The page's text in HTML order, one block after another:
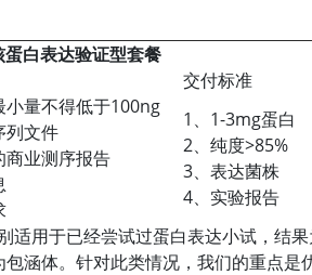
白表达验证型套餐
交付标准
小量不得低于100ng
列文件
商业测序报告
1、1-3mg蛋白
2、纯度>85%
3、表达菌株
4、实验报告
适用于已经尝试过蛋白表达小试，结
涵体。针对此类情况，我们的重点是